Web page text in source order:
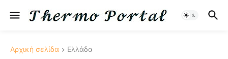
Αρχική σελίδα Ελλάδα